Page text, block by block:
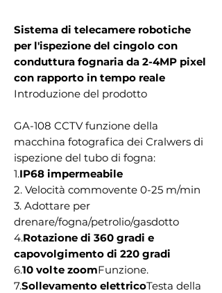
Sistema di telecamere robotiche
per l'ispezione del cingolo con
conduttura fognaria da 2-4MP pixel
con rapporto in tempo reale
Introduzione del prodotto
GA-108 CCTV funzione della
macchina fotografica dei Cralwers di
ispezione del tubo di fogna:
1.IP68 impermeabile
2. Velocità commovente 0-25 m/min
3. Adottare per
drenare/fogna/petrolio/gasdotto
4.Rotazione di 360 gradi e
capovolgimento di 220 gradi
6.10 volte zoomFunzione.
7.Sollevamento elettricoTesta della